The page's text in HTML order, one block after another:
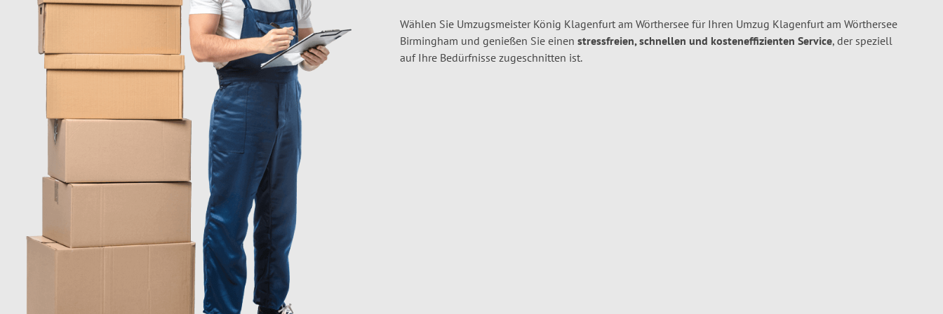
Wählen Sie Umzugsmeister König Klagenfurt am Wörthersee für Ihren Umzug Klagenfurt am Wörthersee
Birmingham und genießen Sie einen stressfreien, schnellen und kosteneffizienten Service, der speziell
auf Ihre Bedürfnisse zugeschnitten ist.